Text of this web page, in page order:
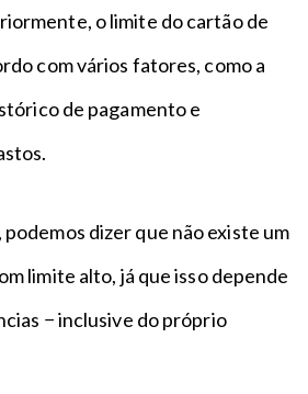
o limite do cartão de
com vários fatores, como a
de pagamento e
podemos dizer que não existe um
limite alto, já que isso depende
− inclusive do próprio